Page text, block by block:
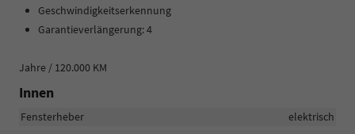
Geschwindigkeitserkennung
Garantieverlängerung: 4
Jahre / 120.000 KM
Innen
Fensterheber
elektrisch